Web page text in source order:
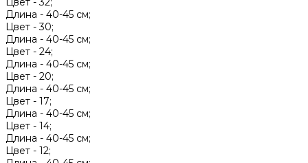
Длина - 40-45 см;
Цвет -30;
Длина - 40-45 см;
Цвет - 24;
Длина - 40-45 см;
Цвет - 20;
Длина - 40-45 см;
Цвет - 17;
Длина - 40-45 см;
Цвет - 14;
Длина - 40-45 см;
Цвет - 12;